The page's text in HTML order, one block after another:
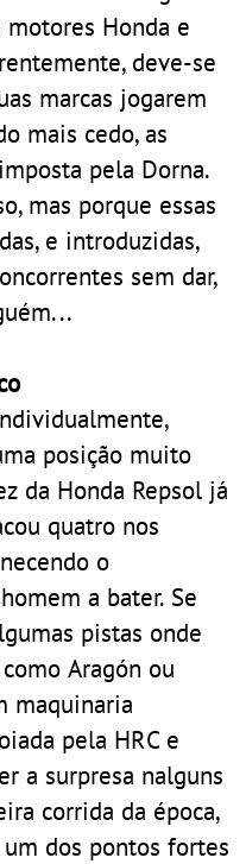
Honda e
deve-se
marcas jogarem
mais cedo, as
pela Dorna.
mas porque essas
e introduzidas,
sem dar,
posição muito
da Honda Repsol já
quatro nos
o
a bater. Se
pistas onde
Aragón ou
maquinaria
pela HRC e
a surpresa nalguns
corrida da época,
dos pontos fortes